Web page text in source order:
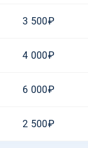
3 500₽
4 000₽
6 000₽
2 500₽